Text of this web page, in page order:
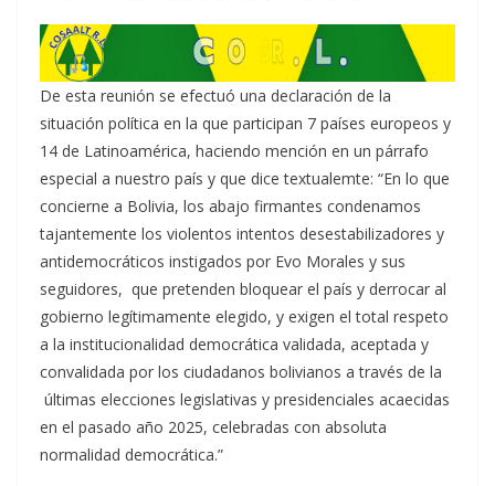
De esta reunión se efectuó una declaración de la
situación política en la que participan 7 países europeos y
14 de Latinoamérica, haciendo mención en un párrafo
especial a nuestro país y que dice textualemte: “En lo que
concierne a Bolivia, los abajo firmantes condenamos
tajantemente los violentos intentos desestabilizadores y
antidemocráticos instigados por Evo Morales y sus
seguidores, que pretenden bloquear el país y derrocar al
gobierno legítimamente elegido, y exigen el total respeto
a la institucionalidad democrática validada, aceptada y
convalidada por los ciudadanos bolivianos a través de la
últimas elecciones legislativas y presidenciales acaecidas
en el pasado año 2025, celebradas con absoluta
normalidad democrática.”